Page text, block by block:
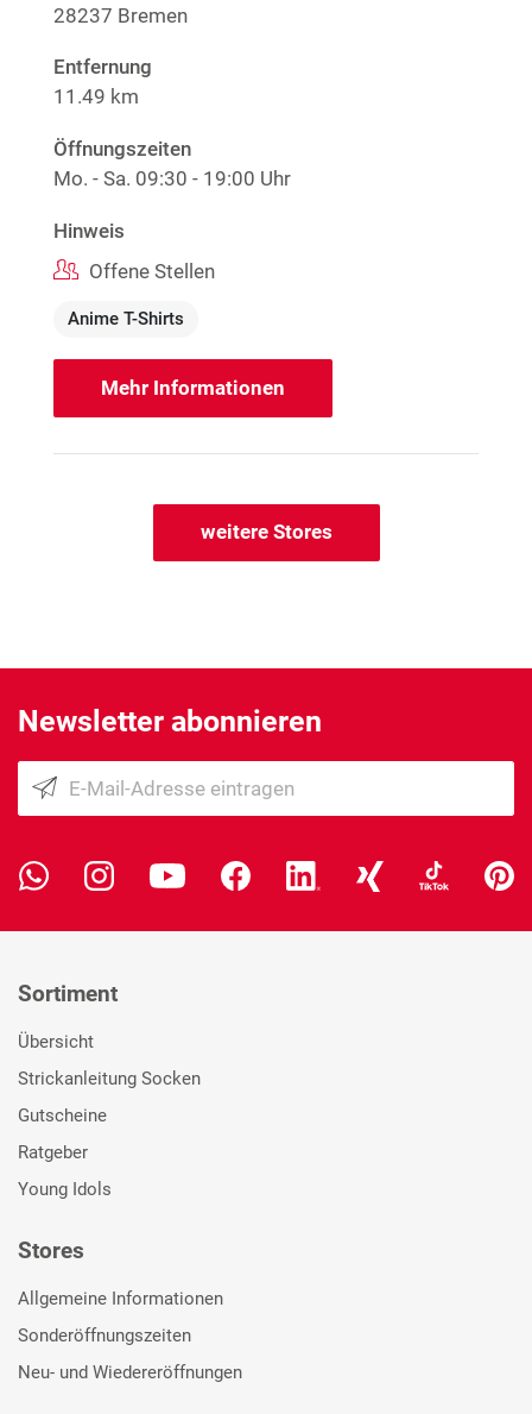
28237 Bremen
Entfernung
11.49 km
Öffnungszeiten
Mo. - Sa. 09:30 - 19:00 Uhr
Hinweis
Offene Stellen
Anime T-Shirts
Mehr Informationen
weitere Stores
Newsletter abonnieren
Sortiment
Übersicht
Strickanleitung Socken
Gutscheine
Ratgeber
Young Idols
Stores
Allgemeine Informationen
Sonderöffnungszeiten
Neu- und Wiedereröffnungen